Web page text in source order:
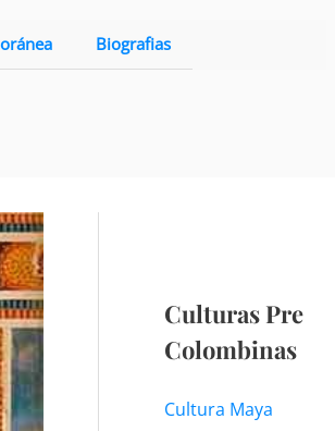
Biografias
Culturas Pre
Colombinas
Cultura Maya